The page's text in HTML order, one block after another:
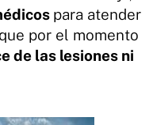
para atender
por el momento
de las lesiones ni